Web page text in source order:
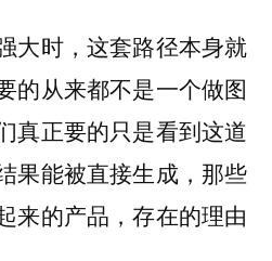
大时，这套路径本身就
的从来都不是一个做图
真正要的只是看到这道
果能被直接生成，那些
来的产品，存在的理由